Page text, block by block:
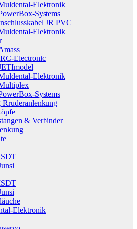
Elektronik
Systems
JR PVC
Elektronik
Electronic
Elektronik
Systems
Rruderanlenkung
& Verbinder
Elektronik